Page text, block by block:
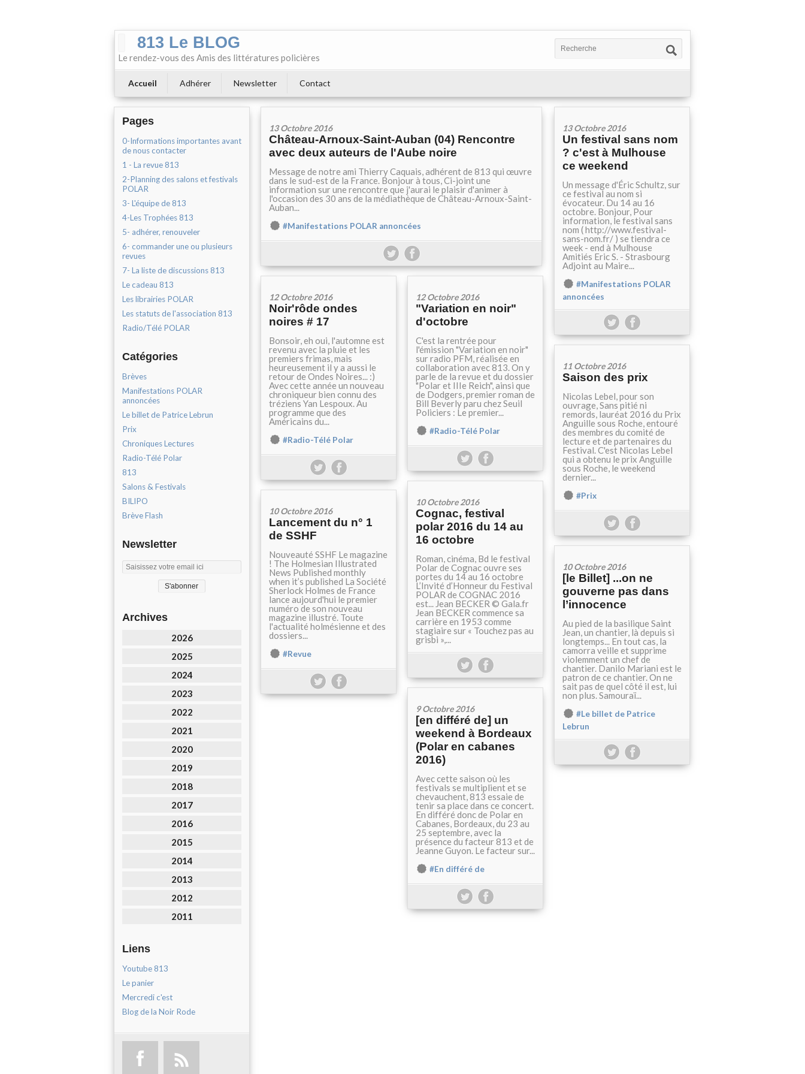
813 Le BLOG
Le rendez-vous des Amis des littératures policières
Accueil Adhérer Newsletter Contact
Pages
0-Informations importantes avant
de nous contacter
1 - La revue 813
2-Planning des salons et festivals
POLAR
3- L'équipe de 813
4-Les Trophées 813
5- adhérer, renouveler
6- commander une ou plusieurs
revues
7- La liste de discussions 813
Le cadeau 813
Les librairies POLAR
Les statuts de l'association 813
Radio/Télé POLAR
Catégories
Brèves
Manifestations POLAR
annoncées
Le billet de Patrice Lebrun
Prix
Chroniques Lectures
Radio-Télé Polar
813
Salons & Festivals
BILIPO
Brève Flash
Newsletter
Archives
2026
2025
2024
2023
2022
2021
2020
2019
2018
2017
2016
2015
2014
2013
2012
2011
Liens
Youtube 813
Le panier
Mercredi c'est
Blog de la Noir Rode
13 Octobre 2016
Château-Arnoux-Saint-Auban (04) Rencontre
avec deux auteurs de l'Aube noire
Message de notre ami Thierry Caquais, adhérent de 813 qui œuvre
dans le sud-est de la France. Bonjour à tous, Ci-joint une
information sur une rencontre que j'aurai le plaisir d'animer à
l'occasion des 30 ans de la médiathèque de Château-Arnoux-Saint-
Auban...
#Manifestations POLAR annoncées
13 Octobre 2016
Un festival sans nom
? c'est à Mulhouse
ce weekend
Un message d'Éric Schultz, sur
ce festival au nom si
évocateur. Du 14 au 16
octobre. Bonjour, Pour
information, le festival sans
nom ( http://www.festival-
sans-nom.fr/ ) se tiendra ce
week - end à Mulhouse
Amitiés Eric S. - Strasbourg
Adjoint au Maire...
#Manifestations POLAR
annoncées
12 Octobre 2016
Noir'rôde ondes
noires # 17
Bonsoir, eh oui, l'automne est
revenu avec la pluie et les
premiers frimas, mais
heureusement il y a aussi le
retour de Ondes Noires... :)
Avec cette année un nouveau
chroniqueur bien connu des
tréziens Yan Lespoux. Au
programme que des
Américains du...
#Radio-Télé Polar
12 Octobre 2016
"Variation en noir"
d'octobre
C'est la rentrée pour
l'émission "Variation en noir"
sur radio PFM, réalisée en
collaboration avec 813. On y
parle de la revue et du dossier
"Polar et IIIe Reich", ainsi que
de Dodgers, premier roman de
Bill Beverly paru chez Seuil
Policiers : Le premier...
#Radio-Télé Polar
11 Octobre 2016
Saison des prix
Nicolas Lebel, pour son
ouvrage, Sans pitié ni
remords, lauréat 2016 du Prix
Anguille sous Roche, entouré
des membres du comité de
lecture et de partenaires du
Festival. C'est Nicolas Lebel
qui a obtenu le prix Anguille
sous Roche, le weekend
dernier...
#Prix
10 Octobre 2016
Cognac, festival
polar 2016 du 14 au
16 octobre
Roman, cinéma, Bd le festival
Polar de Cognac ouvre ses
portes du 14 au 16 octobre
L’Invité d’Honneur du Festival
POLAR de COGNAC 2016
est... Jean BECKER © Gala.fr
Jean BECKER commence sa
carrière en 1953 comme
stagiaire sur « Touchez pas au
grisbi »,...
10 Octobre 2016
Lancement du n° 1
de SSHF
Nouveauté SSHF Le magazine
! The Holmesian Illustrated
News Published monthly
when it’s published La Société
Sherlock Holmes de France
lance aujourd'hui le premier
numéro de son nouveau
magazine illustré. Toute
l'actualité holmésienne et des
dossiers...
#Revue
10 Octobre 2016
[le Billet] ...on ne
gouverne pas dans
l’innocence
Au pied de la basilique Saint
Jean, un chantier, là depuis si
longtemps... En tout cas, la
camorra veille et supprime
violemment un chef de
chantier. Danilo Mariani est le
patron de ce chantier. On ne
sait pas de quel côté il est, lui
non plus. Samouraï...
#Le billet de Patrice
Lebrun
9 Octobre 2016
[en différé de] un
weekend à Bordeaux
(Polar en cabanes
2016)
Avec cette saison où les
festivals se multiplient et se
chevauchent, 813 essaie de
tenir sa place dans ce concert.
En différé donc de Polar en
Cabanes, Bordeaux, du 23 au
25 septembre, avec la
présence du facteur 813 et de
Jeanne Guyon. Le facteur sur...
#En différé de